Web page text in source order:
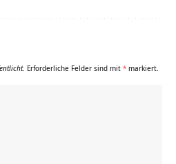
Erforderliche Felder sind mit * markiert.